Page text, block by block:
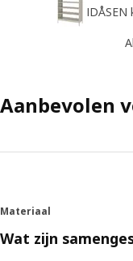
Aanbevolen
Materiaal
Wat zijn